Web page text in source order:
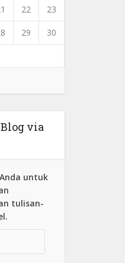
22 23
29 30
via
untuk
tulisan-